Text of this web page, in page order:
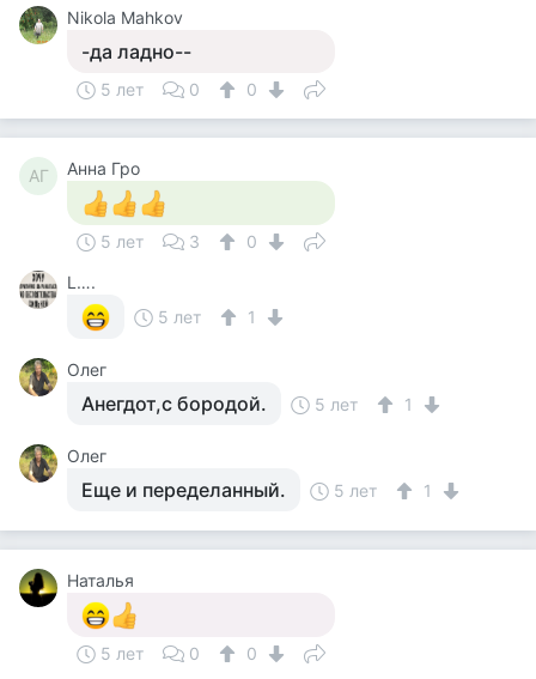
Nikola Mahkov
-да ладно--
5 лет 0 0
АГ Анна Гро
5 лет 3
0
L….
5 лет
1
Олег
Анегдот,с бородой. 5 лет 1
Олег
Еще и переделанный. 5 лет 1
Наталья
5 лет 0 0